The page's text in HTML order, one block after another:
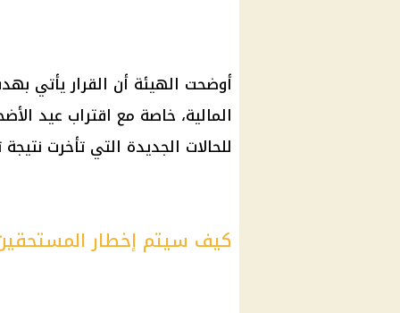
أوضحت الهيئة أن القراريأتي
المالية، خاصة مع اقتراب عيد
للحالات الجديدة التي تأخرت
كيف سيتم إخطار